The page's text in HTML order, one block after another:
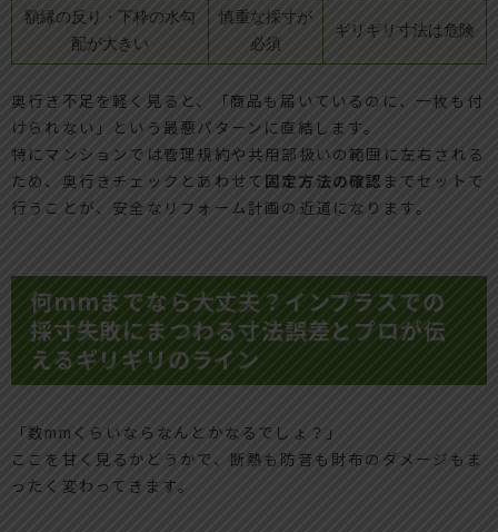
額縁の反り・下枠の水勾
配が大きい
慎重な採寸が
必須
ギリギリ寸法は危険
奥行き不足を軽く見ると、「商品も届いているのに、一枚も付
けられない」という最悪パターンに直結します。
特にマンションでは管理規約や共用部扱いの範囲に左右される
ため、奥行きチェックとあわせて 固定方法の確認 までセットで
行うことが、安全なリフォーム計画の近道になります。
何mmまでなら大丈夫？インプラスでの
採寸失敗にまつわる寸法誤差とプロが伝
えるギリギリのライン
「数mmくらいならなんとかなるでしょ？」
ここを甘く見るかどうかで、断熱も防音も財布のダメージもま
ったく変わってきます。